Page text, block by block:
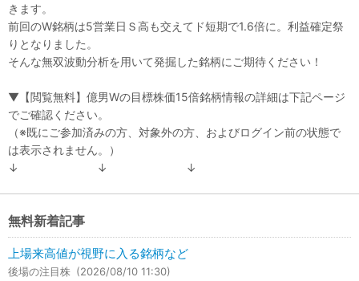
きます。
前回のW銘柄は5営業日Ｓ高も交えてド短期で1.6倍に。利益確定祭
りとなりました。
そんな無双波動分析を用いて発掘した銘柄にご期待ください！
▼【閲覧無料】億男Wの目標株価15倍銘柄情報の詳細は下記ページ
でご確認ください。
（※既にご参加済みの方、対象外の方、およびログイン前の状態で
は表示されません。）
↓ ↓ ↓
無料新着記事
上場来高値が視野に入る銘柄など
後場の注目株 (2026/08/10 11:30)